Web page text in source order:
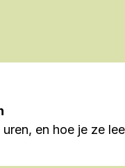
en hoe je ze